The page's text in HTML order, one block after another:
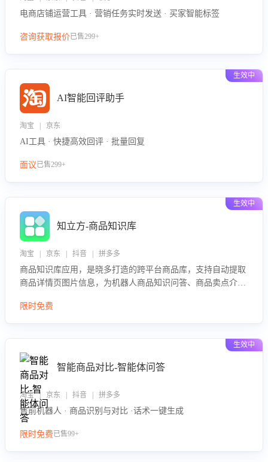
电商店铺运营工具 · 营销任务实时发送 · 买家智能标签
咨询获取报价已售299+
生效中
AI智能回评助手
淘宝 | 京东
AI工具 · 快捷高效回评 · 批量回复
面议已售299+
生效中
知立方-商品知识库
淘宝 | 京东 | 抖音 | 拼多多
商品知识库应用，是晓多打造的跨平台商品库，支持自动提取
商品详情页图片信息，为机器人商品知识问答、商品卖点介绍
限时免费
生效中
智能商品对比-智能体问答
淘宝 | 京东 | 抖音 | 拼多多
售前机器人 · 商品识别与对比 ·话术一键生成
限时免费已售99+